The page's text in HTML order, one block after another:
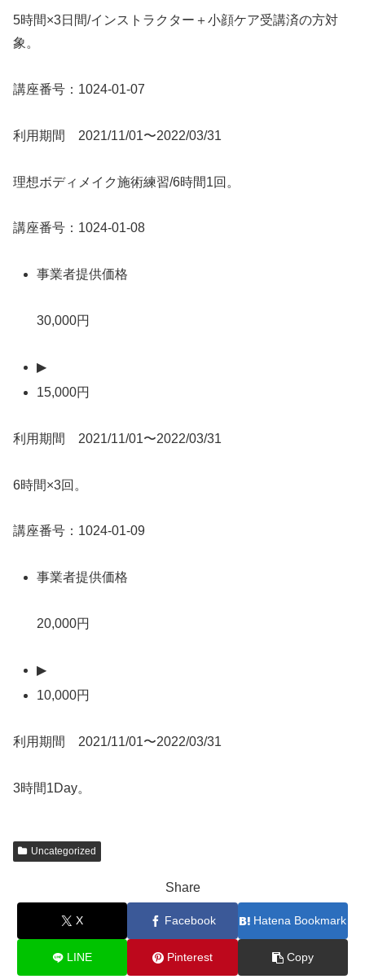
5時間×3日間/インストラクター＋小顔ケア受講済の方対
象。
講座番号：1024-01-07
利用期間 2021/11/01〜2022/03/31
理想ボディメイク施術練習/6時間1回。
講座番号：1024-01-08
事業者提供価格
30,000円
▶
15,000円
利用期間 2021/11/01〜2022/03/31
6時間×3回。
講座番号：1024-01-09
事業者提供価格
20,000円
▶
10,000円
利用期間 2021/11/01〜2022/03/31
3時間1Day。
Uncategorized
Share
X Facebook Hatena Bookmark
LINE Pinterest Copy